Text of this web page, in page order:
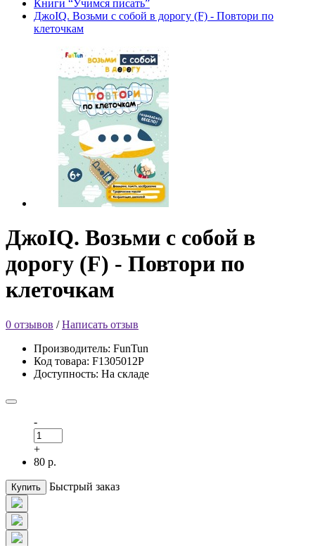
Книги “Учимся писать”
ДжоIQ. Возьми с собой в дорогу (F) - Повтори по
клеточкам
ДжоIQ. Возьми с собой в
дорогу (F) - Повтори по
клеточкам
0 отзывов /Написать отзыв
Производитель: FunTun
Код товара: F1305012Р
Доступность: На складе
-
+
80 р.
Купить Быстрый заказ